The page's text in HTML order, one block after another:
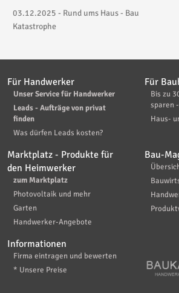
03.12.2025 - Rund ums Haus - Bau
Katastrophe
Für Handwerker
Unser Service für Handwerker
Leads - Aufträge von privat
finden
Was dürfen Leads kosten?
Für
Bis zu
sparen
Haus-
Marktplatz - Produkte für
den Heimwerker
zum Marktplatz
Photovoltaik und mehr
Garten
Handwerker-Angebote
Bau-
Informationen
Firma eintragen und bewerten
* Unsere Preise